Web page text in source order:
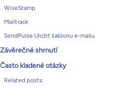
WiseStamp
Mailtrack
SendPulse Uložit šablonu e-mailu
Závěrečné shrnutí
Často kladené otázky
Related posts: